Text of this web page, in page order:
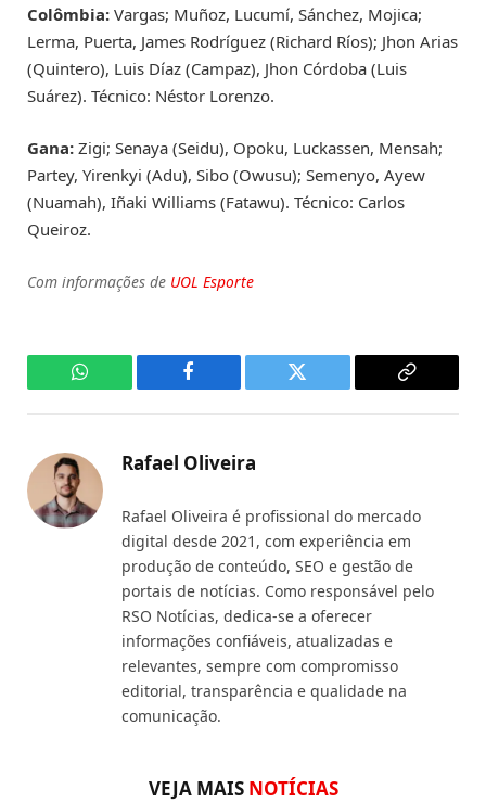
Colômbia: Vargas; Muñoz, Lucumí, Sánchez, Mojica;
Lerma, Puerta, James Rodríguez (Richard Ríos); Jhon Arias
(Quintero), Luis Díaz (Campaz), Jhon Córdoba (Luis
Suárez). Técnico: Néstor Lorenzo.
Gana: Zigi; Senaya (Seidu), Opoku, Luckassen, Mensah;
Partey, Yirenkyi (Adu), Sibo (Owusu); Semenyo, Ayew
(Nuamah), Iñaki Williams (Fatawu). Técnico: Carlos
Queiroz.
Com informações de UOL Esporte
WhatsApp Facebook Twitter
Copy
Rafael Oliveira
Rafael Oliveira é profissional do mercado
digital desde 2021, com experiência em
produção de conteúdo, SEO e gestão de
portais de notícias. Como responsável pelo
RSO Notícias, dedica-se a oferecer
informações confiáveis, atualizadas e
relevantes, sempre com compromisso
editorial, transparência e qualidade na
comunicação.
VEJA MAIS NOTÍCIAS